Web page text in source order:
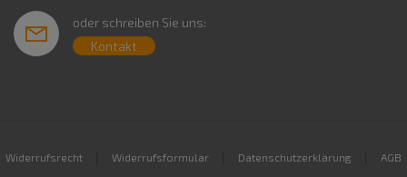
oder schreiben Sie uns:
Kontakt
Widerrufsrecht Widerrufsformular Datenschutzerklärung AGB